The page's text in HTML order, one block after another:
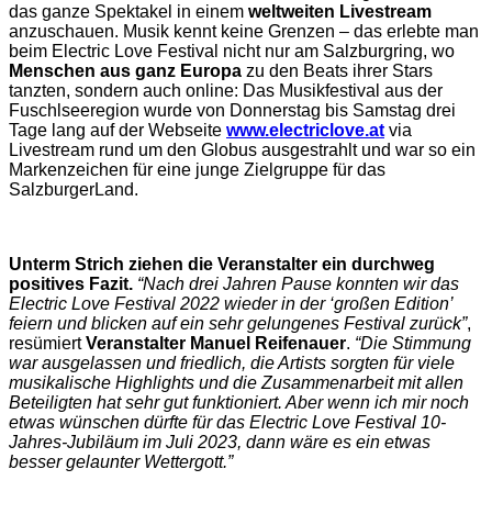
das ganze Spektakel in einem weltweiten Livestream
anzuschauen. Musik kennt keine Grenzen – das erlebte man
beim Electric Love Festival nicht nur am Salzburgring, wo
Menschen aus ganz Europa zu den Beats ihrer Stars
tanzten, sondern auch online: Das Musikfestival aus der
Fuschlseeregion wurde von Donnerstag bis Samstag drei
Tage lang auf der Webseite www.electriclove.at via
Livestream rund um den Globus ausgestrahlt und war so ein
Markenzeichen für eine junge Zielgruppe für das
SalzburgerLand.
Unterm Strich ziehen die Veranstalter ein durchweg
positives Fazit. “Nach drei Jahren Pause konnten wir das
Electric Love Festival 2022 wieder in der ‘großen Edition’
feiern und blicken auf ein sehr gelungenes Festival zurück”,
resümiertVeranstalter Manuel Reifenauer. “Die Stimmung
war ausgelassen und friedlich, die Artists sorgten für viele
musikalische Highlights und die Zusammenarbeit mit allen
Beteiligten hat sehr gut funktioniert. Aber wenn ich mir noch
etwas wünschen dürfte für das Electric Love Festival 10-
Jahres-Jubiläum im Juli 2023, dann wäre es ein etwas
besser gelaunter Wettergott.”